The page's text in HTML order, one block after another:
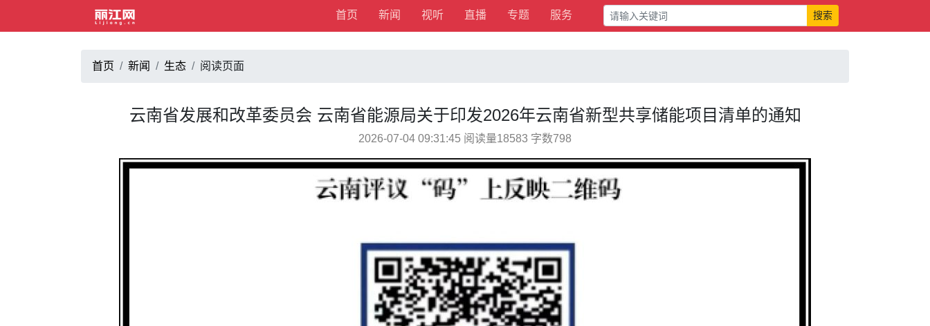
首页 新闻 视听 直播 专题 服务 搜索
首页 新闻 生态 阅读页面
云南省发展和改革委员会 云南省能源局关于印发2026年云南省新型共享储能项目清单的通知
2026-07-04 09:31:45 阅读量18583 字数798